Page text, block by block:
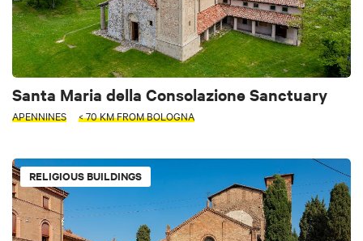
Santa Maria della Consolazione Sanctuary
APENNINES < 70 KM FROM BOLOGNA
RELIGIOUS BUILDINGS